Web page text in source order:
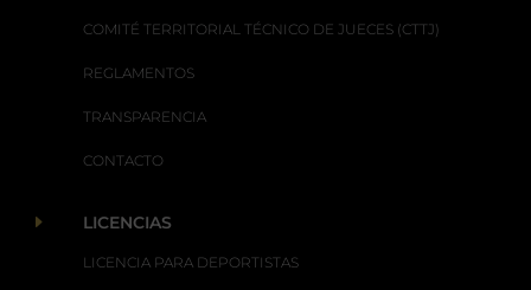
COMITÉ TERRITORIAL TÉCNICO DE JUECES (CTTJ)
REGLAMENTOS
TRANSPARENCIA
CONTACTO
E LICENCIAS
LICENCIA PARA DEPORTISTAS